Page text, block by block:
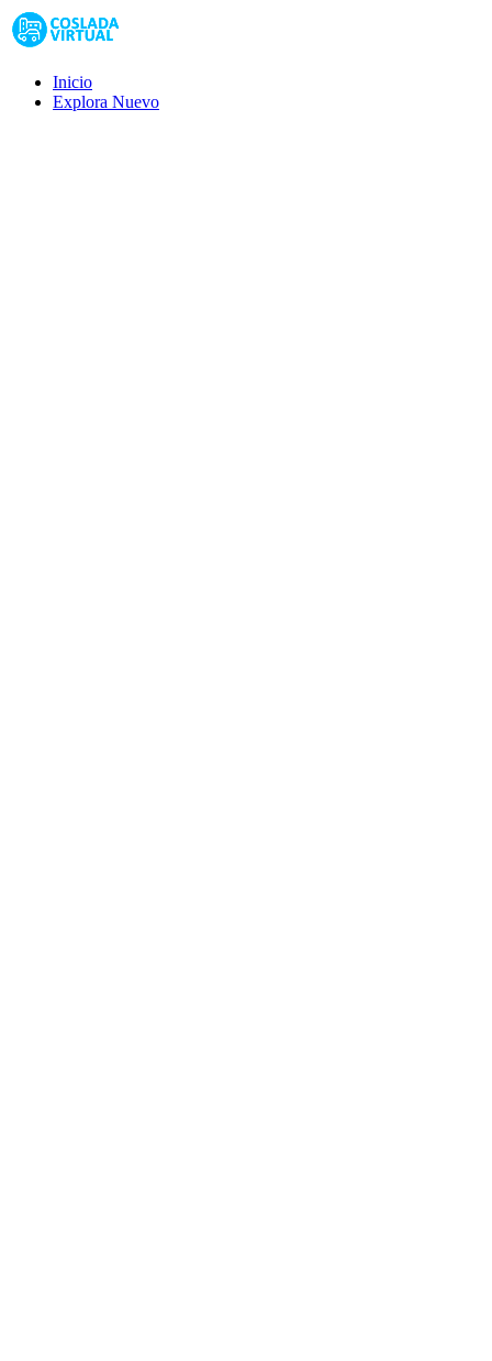
Inicio
Explora Nuevo